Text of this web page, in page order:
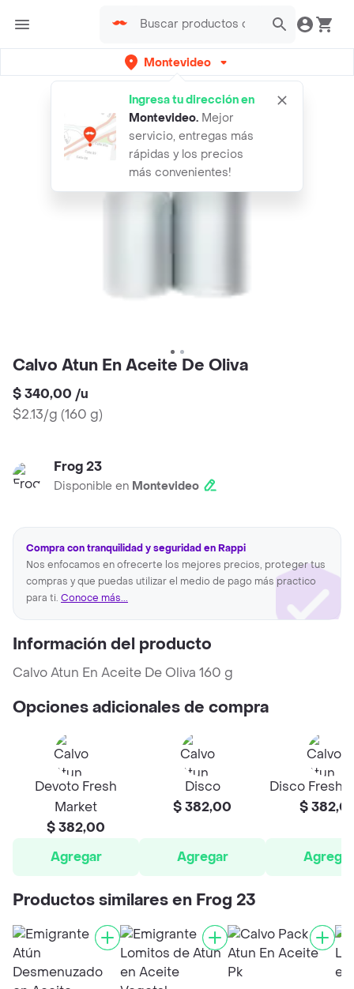
Montevideo
Ingresa tu dirección en
Montevideo. Mejor
servicio, entregas más
rápidas y los precios
más convenientes!
Calvo Atun En Aceite De Oliva
$ 340,00 /u
$2.13/g (160 g)
Frog 23
Disponible en Montevideo
Compra con tranquilidad y seguridad en Rappi
Nos enfocamos en ofrecerte los mejores precios, proteger tus
compras y que puedas utilizar el medio de pago más practico
para ti. Conoce más...
Información del producto
Calvo Atun En Aceite De Oliva 160 g
Opciones adicionales de compra
Devoto Fresh
Market
$ 382,00
Agregar
Disco
$ 382,00
Agregar
Disco Fresh
$
Agregar
Productos similares en Frog 23